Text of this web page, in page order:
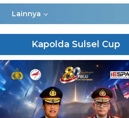
Lainnya
Kapolda Sulsel Cup